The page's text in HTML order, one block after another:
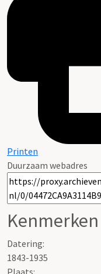
Printen
Duurzaam webadres
Kenmerken
Datering:
1843-1935